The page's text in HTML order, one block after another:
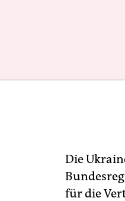
Die
für die